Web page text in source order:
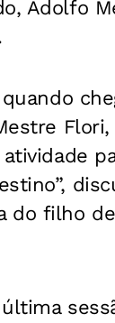
Adolfo
do filho